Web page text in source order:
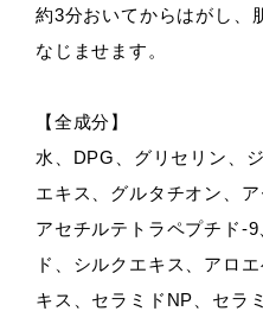
約3分おいてからはがし、
なじませます。
【全成分】
水、DPG、グリセリン、
エキス、グルタチオン、
アセチルテトラペプチド-
ド、シルクエキス、アロ
キス、セラミドNP、セラ